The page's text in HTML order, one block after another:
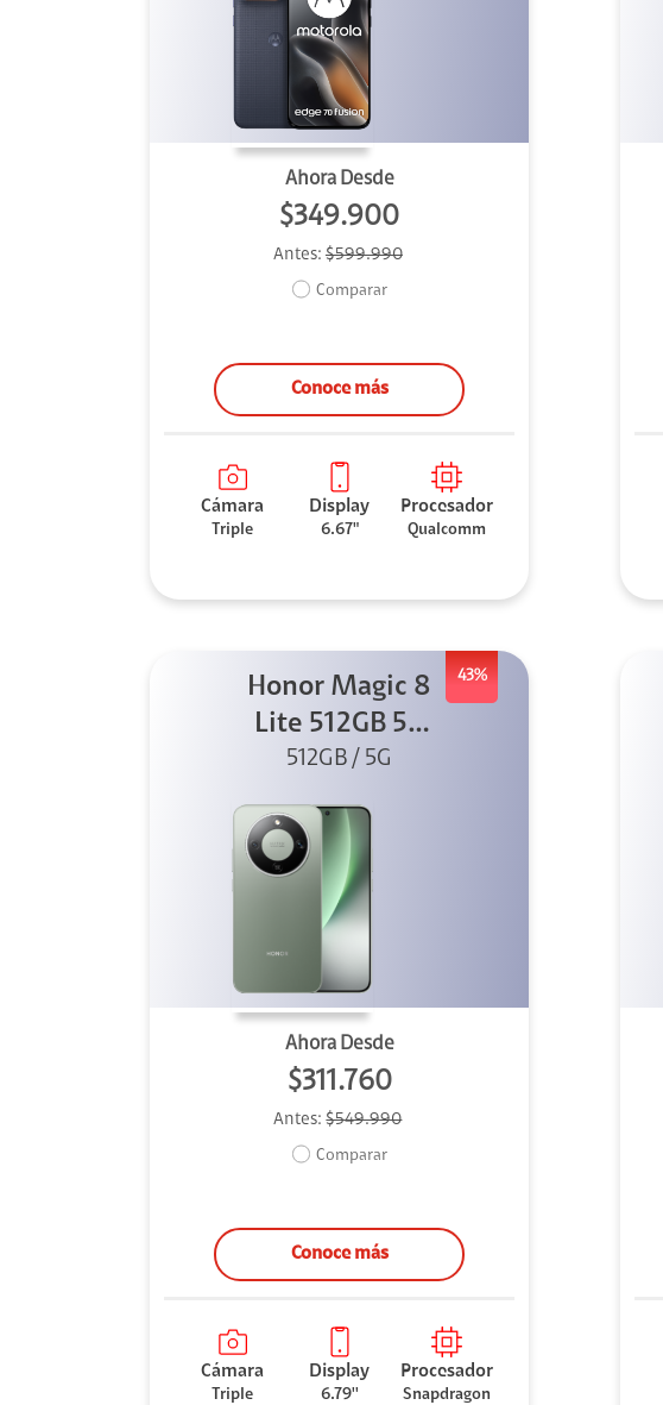
Ahora Desde
$349.900
Antes: $599.990
Comparar
Conoce más
Cámara
Triple
Display
6.67"
Procesador
Qualcomm
43%
Honor Magic 8
Lite 512GB 5G
Verde
512GB / 5G
Ahora Desde
$311.760
Antes:$549.990
Comparar
Conoce más
Cámara
Triple
Display
6.79''
Procesador
Snapdragon